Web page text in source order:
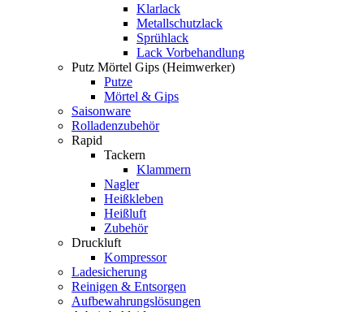
Klarlack
Metallschutzlack
Sprühlack
Lack Vorbehandlung
Putz Mörtel Gips (Heimwerker)
Putze
Mörtel & Gips
Saisonware
Rolladenzubehör
Rapid
Tackern
Klammern
Nagler
Heißkleben
Heißluft
Zubehör
Druckluft
Kompressor
Ladesicherung
Reinigen & Entsorgen
Aufbewahrungslösungen